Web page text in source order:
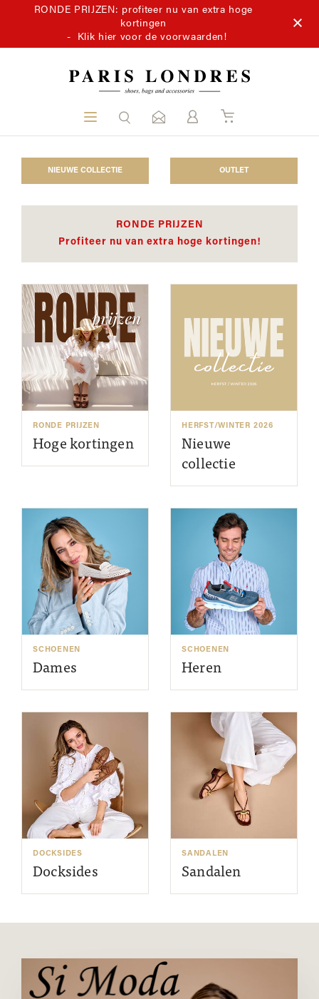
RONDE PRIJZEN: profiteer nu van extra hoge
kortingen
- Klik hier voor de voorwaarden!
NIEUWE COLLECTIE OUTLET
RONDE PRIJZEN
Profiteer nu van extra hoge kortingen!
RONDE PRIJZEN
Hoge kortingen
HERFST/WINTER 2026
Nieuwe
collectie
SCHOENEN
Dames
SCHOENEN
Heren
DOCKSIDES
Docksides
SANDALEN
Sandalen